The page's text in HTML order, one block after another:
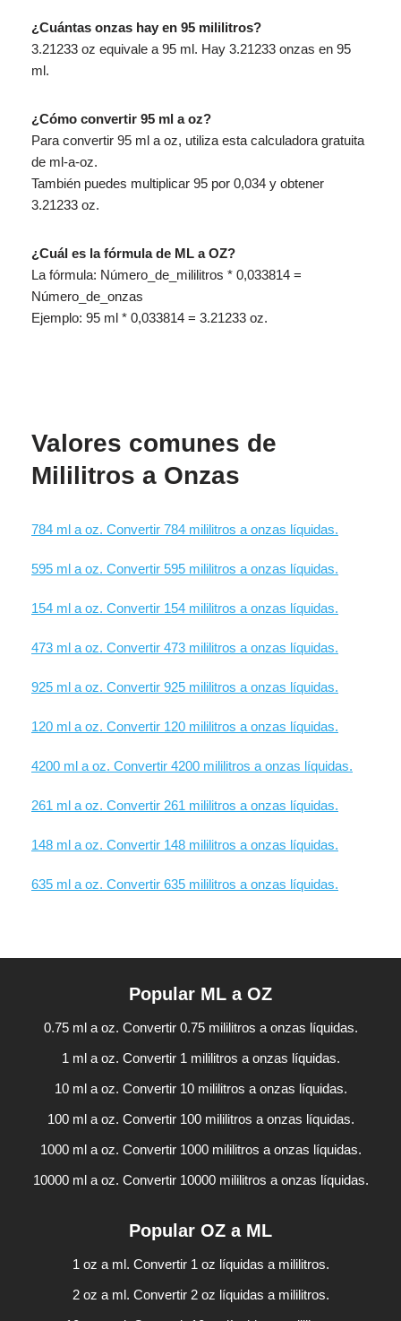
¿Cuántas onzas hay en 95 mililitros?
3.21233 oz equivale a 95 ml. Hay 3.21233 onzas en 95
ml.
¿Cómo convertir 95 ml a oz?
Para convertir 95 ml a oz, utiliza esta calculadora gratuita
de ml-a-oz.
También puedes multiplicar 95 por 0,034 y obtener
3.21233 oz.
¿Cuál es la fórmula de ML a OZ?
La fórmula: Número_de_mililitros * 0,033814 =
Número_de_onzas
Ejemplo: 95 ml * 0,033814 = 3.21233 oz.
Valores comunes de
Mililitros a Onzas
784 ml a oz. Convertir 784 mililitros a onzas líquidas.
595 ml a oz. Convertir 595 mililitros a onzas líquidas.
154 ml a oz. Convertir 154 mililitros a onzas líquidas.
473 ml a oz. Convertir 473 mililitros a onzas líquidas.
925 ml a oz. Convertir 925 mililitros a onzas líquidas.
120 ml a oz. Convertir 120 mililitros a onzas líquidas.
4200 ml a oz. Convertir 4200 mililitros a onzas líquidas.
261 ml a oz. Convertir 261 mililitros a onzas líquidas.
148 ml a oz. Convertir 148 mililitros a onzas líquidas.
635 ml a oz. Convertir 635 mililitros a onzas líquidas.
Popular ML a OZ
0.75 ml a oz. Convertir 0.75 mililitros a onzas líquidas.
1 ml a oz. Convertir 1 mililitros a onzas líquidas.
10 ml a oz. Convertir 10 mililitros a onzas líquidas.
100 ml a oz. Convertir 100 mililitros a onzas líquidas.
1000 ml a oz. Convertir 1000 mililitros a onzas líquidas.
10000 ml a oz. Convertir 10000 mililitros a onzas líquidas.
Popular OZ a ML
1 oz a ml. Convertir 1 oz líquidas a mililitros.
2 oz a ml. Convertir 2 oz líquidas a mililitros.